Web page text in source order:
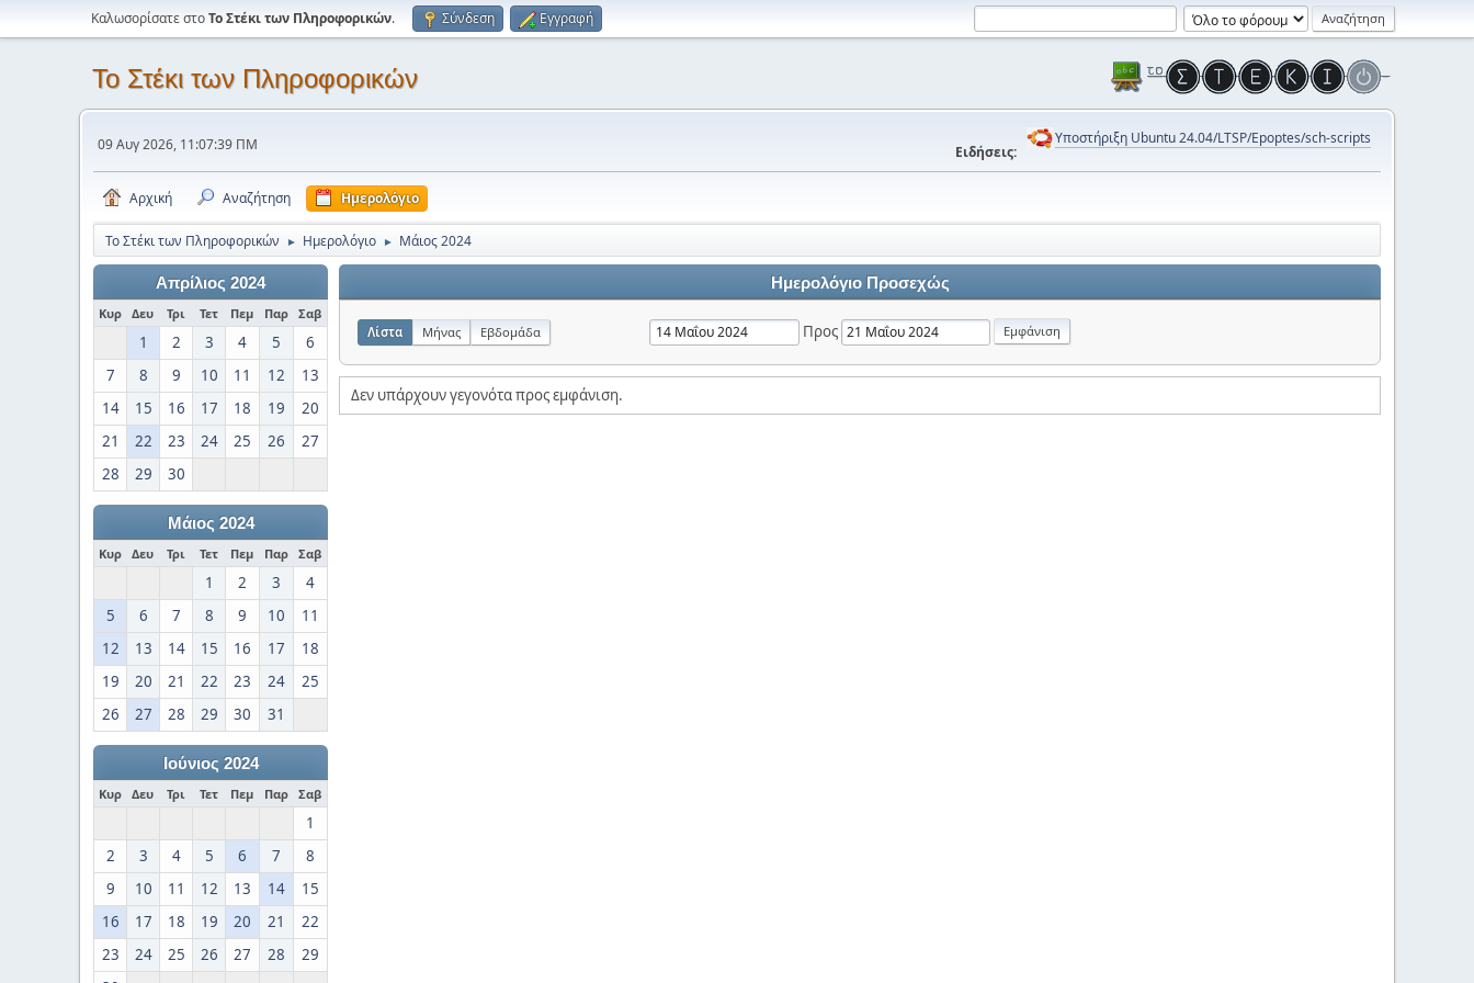
Καλωσορίσατε στοΤο Στέκι των Πληροφορικών. Σύνδεση Εγγραφή
Το Στέκι των Πληροφορικών
09 Αυγ 2026, 11:07:39 ΠΜ Ειδήσεις:
Υποστήριξη Ubuntu 24.04/LTSP/Epoptes/sch-scripts
Αρχική Αναζήτηση Ημερολόγιο
Το Στέκι των Πληροφορικών ► Ημερολόγιο ► Μάιος 2024
Απρίλιος 2024
Κυρ Δευ Τρι Τετ Πεμ Παρ Σαβ
1 2 3 4 5
6
7
8 9 10 11 12
13
14
15 16 17 18 19
20
21
22 23 24 25 26
27
28
29 30
Μάιος 2024
Κυρ Δευ Τρι Τετ Πεμ Παρ Σαβ
1 2 3
4
5
6 7 8 9 10
11
12
13 14 15 16 17
18
19
20 21 22 23 24
25
26
27 28 29 30 31
Ιούνιος 2024
Κυρ Δευ Τρι Τετ Πεμ Παρ Σαβ
1
2
3 4 5 6 7
8
9
10 11 12 13 14
15
16
17 18 19 20 21
22
23
24 25 26 27 28
29
Ημερολόγιο Προσεχώς
Λίστα Μήνας Εβδομάδα Προς
Δεν υπάρχουν γεγονότα προς εμφάνιση.